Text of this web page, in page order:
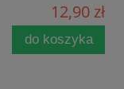
12,90 zł
do koszyka